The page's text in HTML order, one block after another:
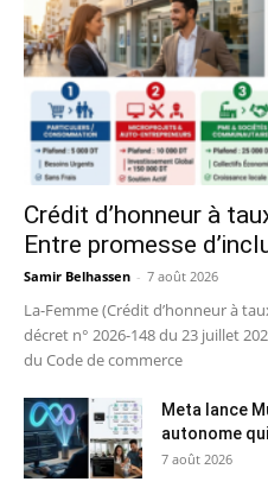
Crédit d’honneur à
Entre promesse
Samir Belhassen - 7 août 2026
La-Femme (Crédit d’honneur à
décret n° 2026-148 du 23 juillet
du Code de commerce
Meta lance
autonome
7 août 2026